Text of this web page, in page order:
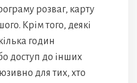
розваг, карту
Крім того, деякі
годин
доступ до інших
для тих, хто